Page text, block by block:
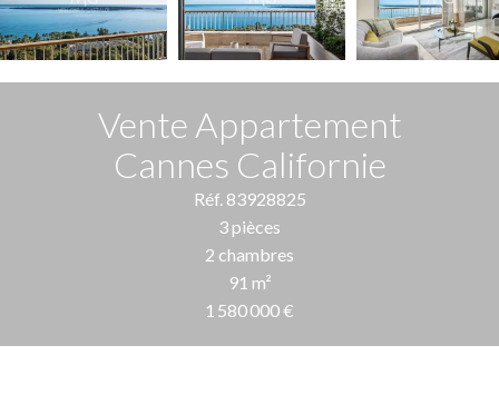
Vente Appartement
Cannes Californie
Réf. 83928825
3 pièces
2 chambres
91 m²
1 580 000 €